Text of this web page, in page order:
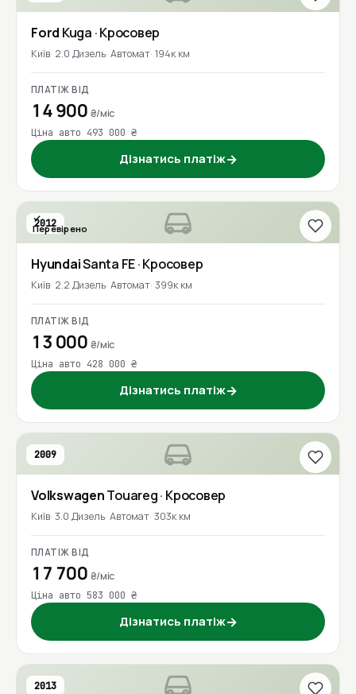
Ford Kuga · Кросовер
Київ 2.0 Дизель Автомат 194к км
ПЛАТІЖ ВІД
14 900 ₴/міс
Ціна авто 493 000 ₴
Дізнатись платіж→
2012
Перевірено
HyundaiSanta FE· Кросовер
Київ 2.2 Дизель Автомат 399к км
ПЛАТІЖ ВІД
13 000 ₴/міс
Ціна авто 428 000 ₴
Дізнатись платіж→
2009
VolkswagenTouareg· Кросовер
Київ 3.0 Дизель Автомат 303к км
ПЛАТІЖ ВІД
17 700 ₴/міс
Ціна авто 583 000 ₴
Дізнатись платіж→
2013